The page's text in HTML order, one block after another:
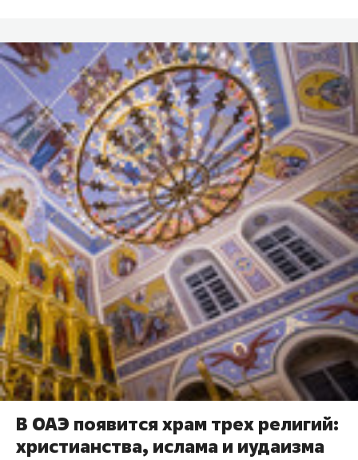
В ОАЭ появится храм трех религий:
христианства, ислама и иудаизма